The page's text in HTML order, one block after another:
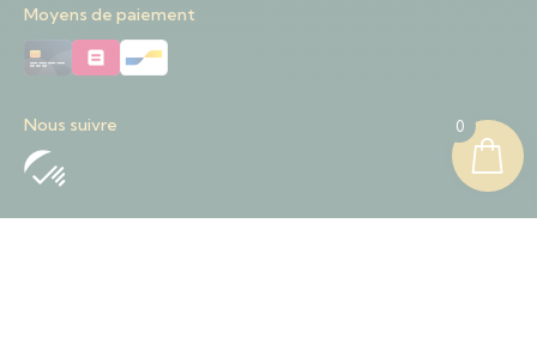
Moyens de paiement
Nous suivre 0